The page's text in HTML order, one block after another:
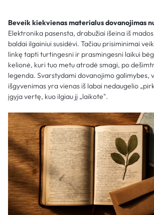
Beveik kiekvienas materialus dovanojimas
Elektronika pasensta, drabužiai išeina iš
baldai ilgainiui susidėvi. Tačiau prisiminimai
linkę tapti turtingesni ir prasmingesni laikui
kelionė, kuri tuo metu atrodė smagi, po
legenda. Svarstydami dovanojimo galimybes,
išgyvenimas yra vienas iš labai nedaugelio
įgyja vertę, kuo ilgiau jį „laikote".